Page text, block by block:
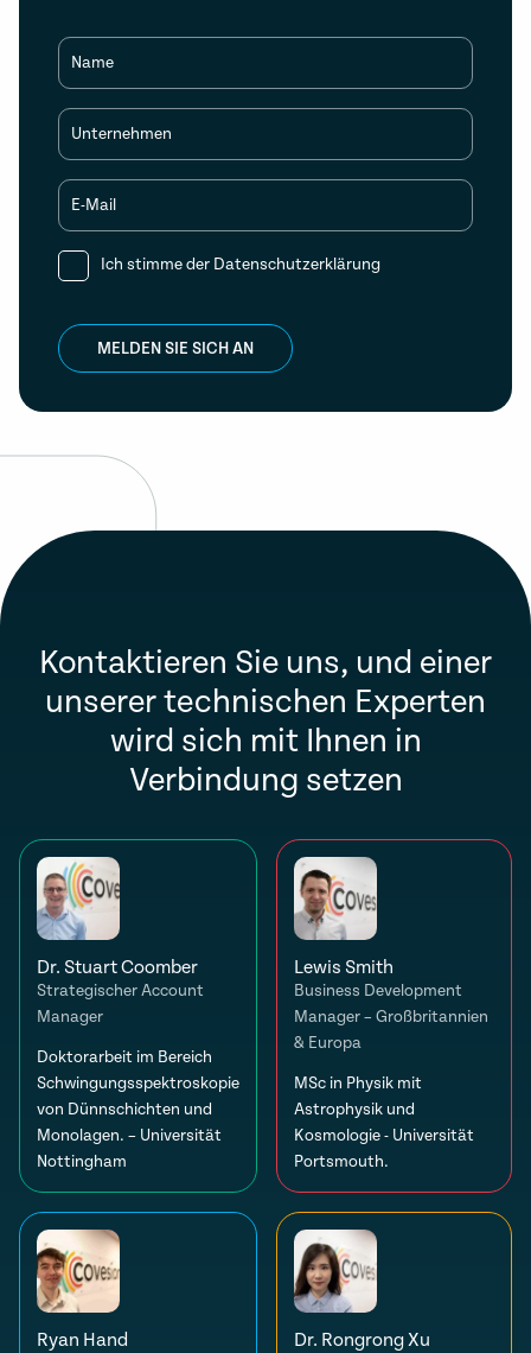
Name
Unternehmen
E-Mail
Ich stimme der Datenschutzerklärung
MELDEN SIE SICH AN
Kontaktieren Sie uns, und einer
unserer technischen Experten
wird sich mit Ihnen in
Verbindung setzen
Dr. Stuart Coomber
Strategischer Account
Manager
Doktorarbeit im Bereich
Schwingungsspektroskopie
von Dünnschichten und
Monolagen. – Universität
Nottingham
Lewis Smith
Business Development
Manager – Großbritannien
& Europa
MSc in Physik mit
Astrophysik und
Kosmologie - Universität
Portsmouth.
Ryan Hand Dr. Rongrong Xu